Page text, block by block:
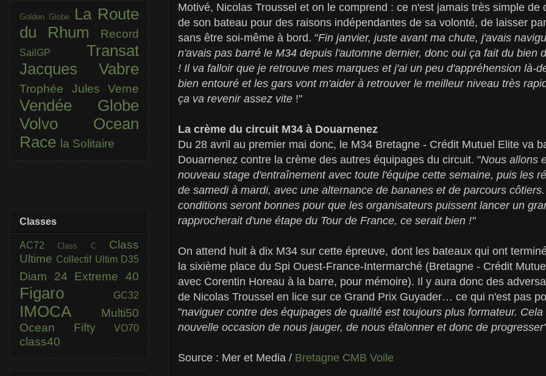
Motivé, Nicolas Troussel et on le comprend : ce n'est jamais très simple de
de son bateau pour des raisons indépendantes de sa volonté, de laisser
sans être soi-même à bord. "Fin janvier, juste avant ma chute, j'avais
n'avais pas barré le M34 depuis l'automne dernier, donc oui ça fait du bien
! Il va falloir que je retrouve mes marques et j'ai un peu d'appréhension là-
bien entouré et les gars vont m'aider à retrouver le meilleur niveau très
ça va revenir assez vite !"
La crème du circuit M34 à Douarnenez
Du 28 avril au premier mai donc, le M34 Bretagne - Crédit Mutuel Elite va
Douarnenez contre la crème des autres équipages du circuit. "Nous allons
nouveau stage d'entraînement avec toute l'équipe cette semaine, puis les
de samedi à mardi, avec une alternance de bananes et de parcours
conditions seront bonnes pour que les organisateurs puissent lancer un
rapprocherait d'une étape du Tour de France, ce serait bien !"
On attend huit à dix M34 sur cette épreuve, dont les bateaux qui ont
la sixième place du Spi Ouest-France-Intermarché (Bretagne - Crédit
avec Corentin Horeau à la barre, pour mémoire). Il y aura donc des
de Nicolas Troussel en lice sur ce Grand Prix Guyader… ce qui n'est pas
"naviguer contre des équipages de qualité est toujours plus formateur.
nouvelle occasion de nous jauger, de nous étalonner et donc de
Source : Mer et Media / Bretagne CMB Voile
Golden Globe
La Route
du Rhum
Record
SailGP Transat
Jacques Vabre
Trophée Jules Verne
Vendée Globe
Volvo Ocean
Race la Solitaire
Classes
AC72Class C Class
Ultime Collectif Ultim D35
Diam 24 Extreme 40
Figaro GC32
IMOCA
Multi50
Ocean Fifty
VO70
class40